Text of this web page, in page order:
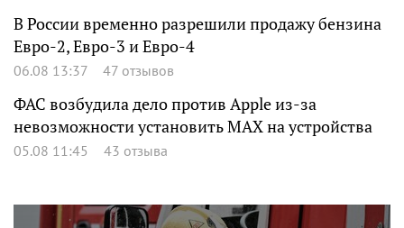
В России временно разрешили продажу бензина
Евро-2, Евро-3 и Евро-4
06.08 13:37 47 отзывов
ФАС возбудила дело против Apple из-за
невозможности установить MAX на устройства
05.08 11:45 43 отзыва